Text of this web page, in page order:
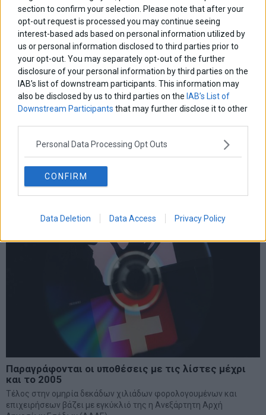
section to confirm your selection. Please note that after your
opt-out request is processed you may continue seeing
interest-based ads based on personal information utilized by
us or personal information disclosed to third parties prior to
your opt-out. You may separately opt-out of the further
disclosure of your personal information by third parties on the
IAB’s list of downstream participants. This information may
also be disclosed by us to third parties on the IAB’s List of
Downstream Participants that may further disclose it to other
Personal Data Processing Opt Outs
CONFIRM
Data Deletion Data Access Privacy Policy
Παραγράφονται οι υποθέσεις με τις λίστες μέχρι
και το 2005
Τέλος στην ομηρία δεκάδων χιλιάδων φορολογουμένων και
επιχειρήσεων βάζει με εγκύκλιό της η Ανεξάρτητη Αρχή